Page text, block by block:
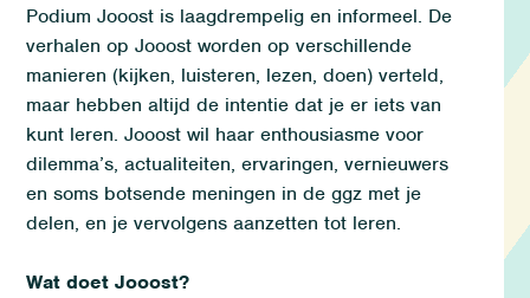
Podium Jooost is laagdrempelig en informeel. De
verhalen op Jooost worden op verschillende
manieren (kijken, luisteren, lezen, doen) verteld,
maar hebben altijd de intentie dat je er iets van
kunt leren. Jooost wil haar enthousiasme voor
dilemma’s, actualiteiten, ervaringen, vernieuwers
en soms botsende meningen in de ggz met je
delen, en je vervolgens aanzetten tot leren.
Wat doet Jooost?